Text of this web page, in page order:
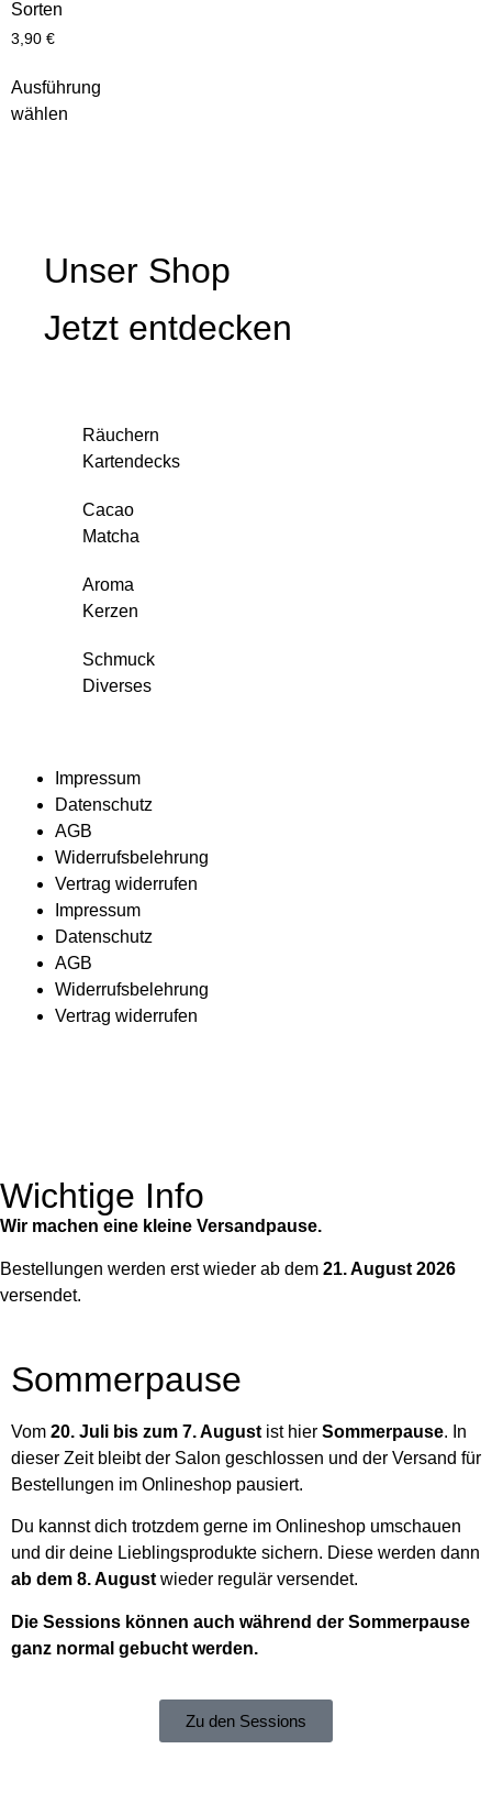
Sorten
3,90 €
Ausführung
wählen
Unser Shop
Jetzt entdecken
Räuchern
Kartendecks
Cacao
Matcha
Aroma
Kerzen
Schmuck
Diverses
Impressum
Datenschutz
AGB
Widerrufsbelehrung
Vertrag widerrufen
Impressum
Datenschutz
AGB
Widerrufsbelehrung
Vertrag widerrufen
Wichtige Info
Wir machen eine kleine Versandpause.
Bestellungen werden erst wieder ab dem 21. August 2026
versendet.
Sommerpause
Vom 20. Juli bis zum 7. August ist hier Sommerpause. In
dieser Zeit bleibt der Salon geschlossen und der Versand für
Bestellungen im Onlineshop pausiert.
Du kannst dich trotzdem gerne im Onlineshop umschauen
und dir deine Lieblingsprodukte sichern. Diese werden dann
ab dem 8. Augustwieder regulär versendet.
Die Sessions können auch während der Sommerpause
ganz normal gebucht werden.
Zu den Sessions